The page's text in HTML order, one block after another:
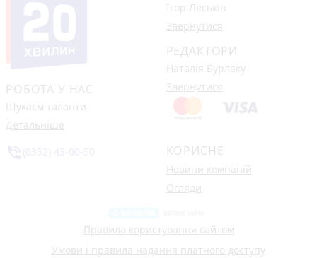
РОБОТА У НАС
Шукаєм таланти
Детальніше
Ігор Леськів
Звернутися
РЕДАКТОРИ
Наталія Бурлаку
Звернутися
КОРИСНЕ
Новини компаній
Огляди
Правила користування сайтом
Умови і правила надання платного доступу